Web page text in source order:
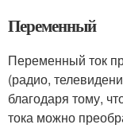
Переменный
Переменный ток
(радио,
благодаря тому,
тока можно